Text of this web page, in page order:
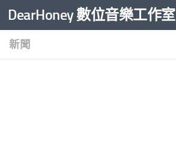
Skip to content
DearHoney 數位音樂工作室
新聞